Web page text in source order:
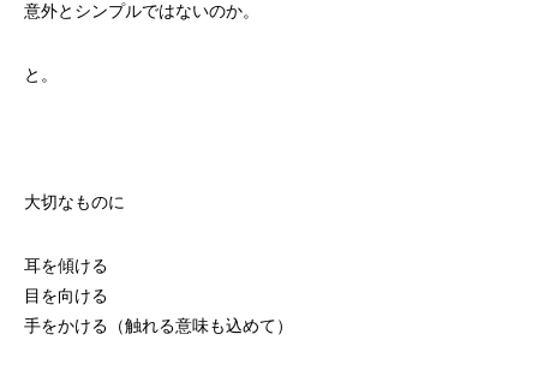
意外とシンプルではないのか。
と。
大切なものに
耳を傾ける
目を向ける
手をかける（触れる意味も込めて）